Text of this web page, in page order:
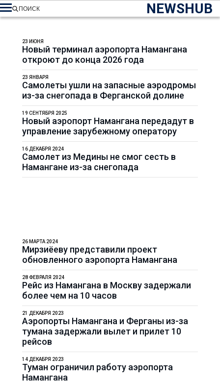
NEWSHUB
ПОИСК
Новый терминал аэропорта Намангана
откроют до конца 2026 года
23 ИЮНЯ
Самолеты ушли на запасные аэродромы
из-за снегопада в Ферганской долине
23 ЯНВАРЯ
Новый аэропорт Намангана передадут в
управление зарубежному оператору
19 СЕНТЯБРЯ 2025
Самолет из Медины не смог сесть в
Намангане из-за снегопада
16 ДЕКАБРЯ 2024
Мирзиёеву представили проект
обновленного аэропорта Намангана
26 МАРТА 2024
Рейс из Намангана в Москву задержали
более чем на 10 часов
28 ФЕВРАЛЯ 2024
Аэропорты Намангана и Ферганы из-за
тумана задержали вылет и прилет 10
рейсов
21 ДЕКАБРЯ 2023
Туман ограничил работу аэропорта
Намангана
14 ДЕКАБРЯ 2023